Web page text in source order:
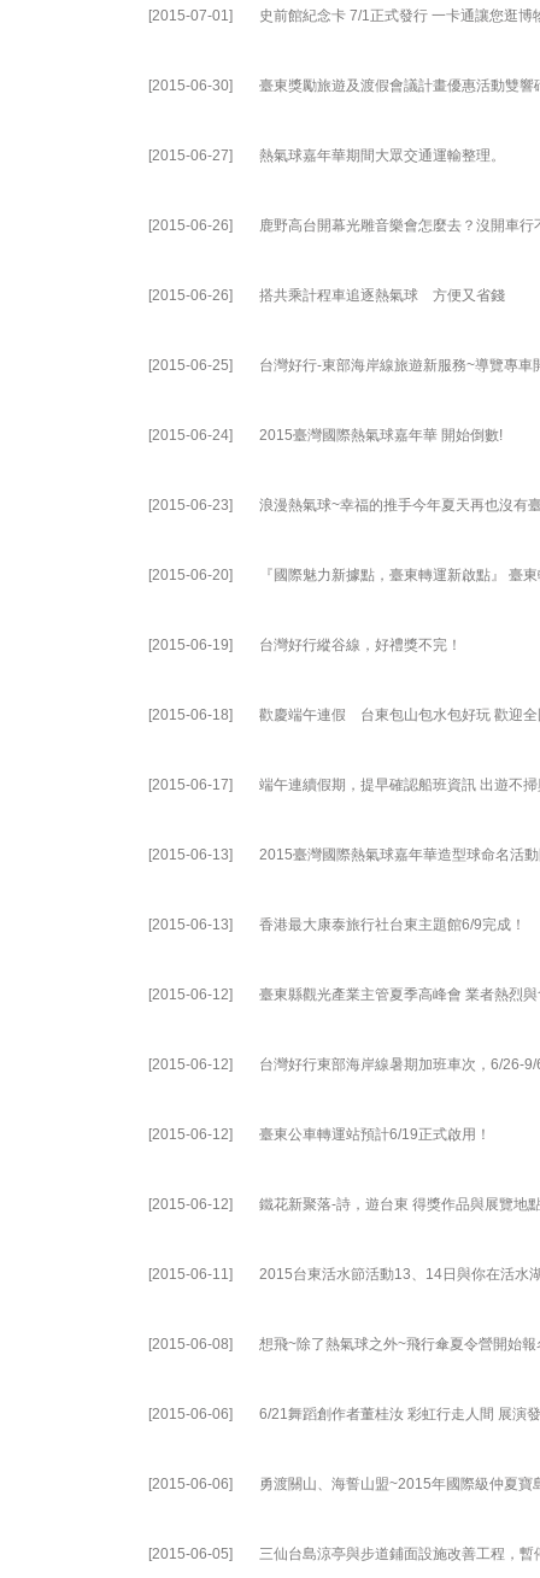
[2015-07-01] 史前館紀念卡 7/1正式發行 一卡通讓您逛博
[2015-06-30] 臺東獎勵旅遊及渡假會議計畫優惠活動雙響
[2015-06-27] 熱氣球嘉年華期間大眾交通運輸整理。
[2015-06-26] 鹿野高台開幕光雕音樂會怎麼去？沒開車行
[2015-06-26] 搭共乘計程車追逐熱氣球 方便又省錢
[2015-06-25] 台灣好行-東部海岸線旅遊新服務~導覽專車
[2015-06-24] 2015臺灣國際熱氣球嘉年華 開始倒數!
[2015-06-23] 浪漫熱氣球~幸福的推手今年夏天再也沒有
[2015-06-20] 『國際魅力新據點，臺東轉運新啟點』 臺東
[2015-06-19] 台灣好行縱谷線，好禮獎不完！
[2015-06-18] 歡慶端午連假 台東包山包水包好玩 歡迎
[2015-06-17] 端午連續假期，提早確認船班資訊 出遊不
[2015-06-13] 2015臺灣國際熱氣球嘉年華​造型球命名活
[2015-06-13] 香港最大康泰旅行社台東主題館6/9完成！
[2015-06-12] 臺東縣觀光產業主管夏季高峰會 業者熱烈
[2015-06-12] 台灣好行東部海岸線暑期加班車次，6/26-
[2015-06-12] 臺東公車轉運站預計6/19正式啟用！
[2015-06-12] 鐵花新聚落-詩，遊台東 得獎作品與展覽地
[2015-06-11] 2015台東活水節活動13、14日與你在活水
[2015-06-08] 想飛~除了熱氣球之外~飛行傘夏令營開始報
[2015-06-06] 6/21舞蹈創作者董桂汝 彩虹行走人間 展演
[2015-06-06] 勇渡關山、海誓山盟~2015年國際級仲夏寶
[2015-06-05] 三仙台島涼亭與步道鋪面設施改善工程，暫